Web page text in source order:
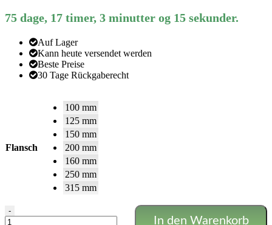
75 dage, 17 timer, 3 minutter og 15 sekunder.
Auf Lager
Kann heute versendet werden
Beste Preise
30 Tage Rückgaberecht
Flansch
100 mm
125 mm
150 mm
200 mm
160 mm
250 mm
315 mm
Lüftungsflansch
Menge
-
In den Warenkorb